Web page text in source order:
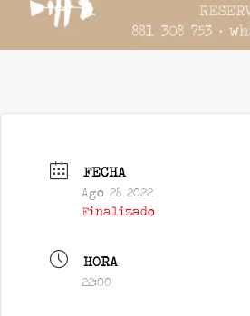
FECHA
Ago 28 2022
Finalizado
HORA
22:00